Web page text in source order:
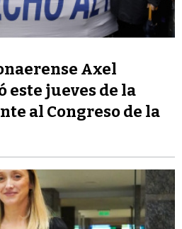
Axel
jueves de la
al Congreso de la